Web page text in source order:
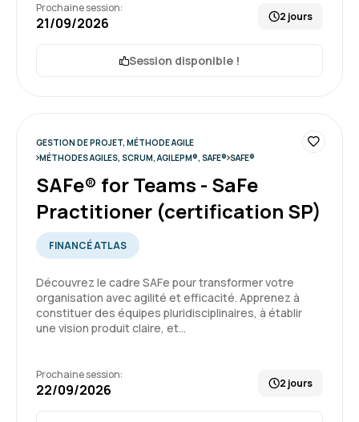
Formation : Devenir Responsable de Produit Agile
niveau II (certification ProductOwner PSPO II)
Julien D. Le 16/06/2026
4
Formation intéressante qui permet de se
remettre a niveau coté théorique.
Bon rythme du cous
Formation : Devenir Responsable de Produit Agile
niveau II (certification ProductOwner PSPO II)
Prochaine session:
21/09/2026 2 jours
Session disponible !
GESTION DE PROJET, MÉTHODE AGILE
MÉTHODES AGILES, SCRUM, AGILEPM®, SAFE® SAFE®
SAFe® for Teams - SaFe
Practitioner (certification SP)
FINANCÉ ATLAS
Découvrez le cadre SAFe pour transformer votre
organisation avec agilité et efficacité. Apprenez à
constituer des équipes pluridisciplinaires, à établir
une vision produit claire, et…
Prochaine session:
22/09/2026 2 jours